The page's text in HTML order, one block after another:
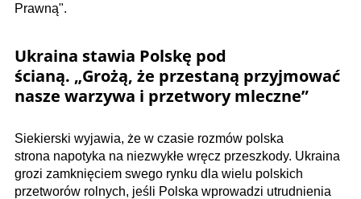
Prawną".
Ukraina stawia Polskę pod
ścianą. „Grożą, że przestaną przyjmować
nasze warzywa i przetwory mleczne”
Siekierski wyjawia, że w czasie rozmów polska
strona napotyka na niezwykłe wręcz przeszkody. Ukraina
grozi zamknięciem swego rynku dla wielu polskich
przetworów rolnych, jeśli Polska wprowadzi utrudnienia